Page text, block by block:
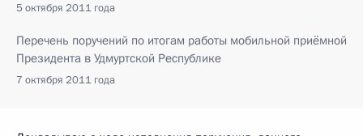
5 октября 2011 года
Перечень поручений по итогам работы мобильной приёмной
Президента в Удмуртской Республике
7 октября 2011 года